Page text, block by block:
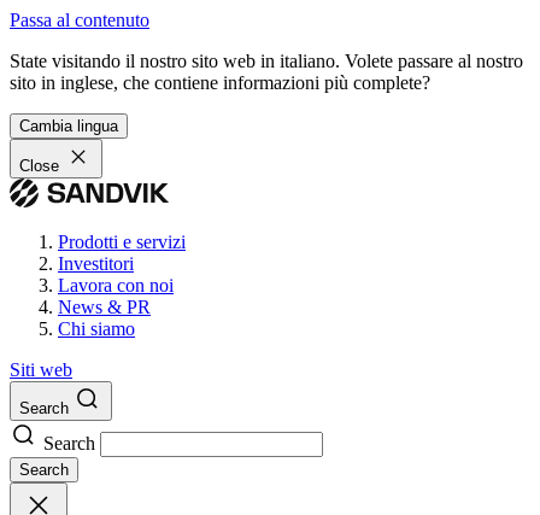
Passa al contenuto
State visitando il nostro sito web in italiano. Volete passare al nostro
sito in inglese, che contiene informazioni più complete?
Cambia lingua
Close
Prodotti e servizi
Investitori
Lavora con noi
News & PR
Chi siamo
Siti web
Search
Search
Search